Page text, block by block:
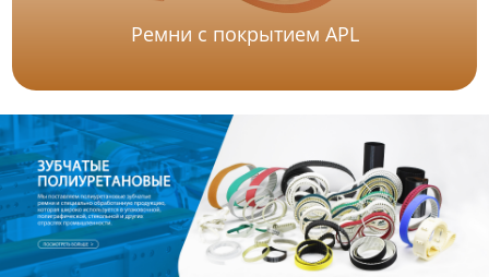
Ремни с покрытием APL